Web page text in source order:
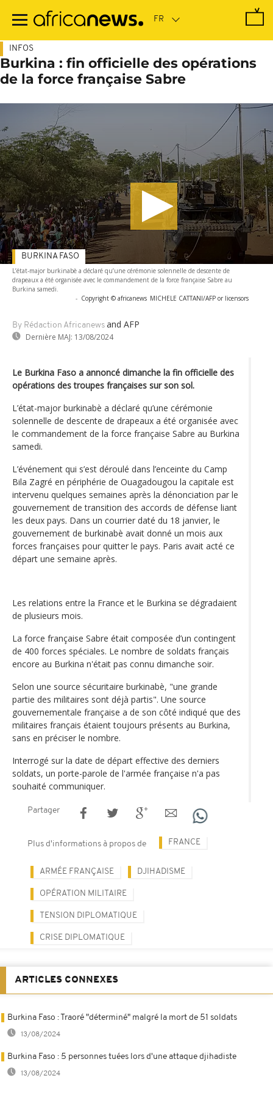
contenu
INFOS
Burkina : fin officielle des opérations
de la force française Sabre
L’état-major burkinabè a déclaré qu’une cérémonie solennelle de descente de
drapeaux a été organisée avec le commandement de la force française Sabre au
Burkina samedi.
- Copyright © africanews MICHELE CATTANI/AFP or licensors
By Rédaction Africanews and AFP
Dernière MAJ: 13/08/2024
BURKINA FASO
Le Burkina Faso a annoncé dimanche la fin officielle des
opérations des troupes françaises sur son sol.
L’état-major burkinabè a déclaré qu’une cérémonie
solennelle de descente de drapeaux a été organisée avec
le commandement de la force française Sabre au Burkina
samedi.
L’événement qui s’est déroulé dans l’enceinte du Camp
Bila Zagré en périphérie de Ouagadougou la capitale est
intervenu quelques semaines après la dénonciation par le
gouvernement de transition des accords de défense liant
les deux pays. Dans un courrier daté du 18 janvier, le
gouvernement de burkinabè avait donné un mois aux
forces françaises pour quitter le pays. Paris avait acté ce
départ une semaine après.
Les relations entre la France et le Burkina se dégradaient
de plusieurs mois.
La force française Sabre était composée d’un contingent
de 400 forces spéciales. Le nombre de soldats français
encore au Burkina n'était pas connu dimanche soir.
Selon une source sécuritaire burkinabè, "une grande
partie des militaires sont déjà partis". Une source
gouvernementale française a de son côté indiqué que des
militaires français étaient toujours présents au Burkina,
sans en préciser le nombre.
Interrogé sur la date de départ effective des derniers
soldats, un porte-parole de l'armée française n'a pas
souhaité communiquer.
Partager
Plus d'informations à propos de FRANCE
ARMÉE FRANÇAISE DJIHADISME
OPÉRATION MILITAIRE
TENSION DIPLOMATIQUE
CRISE DIPLOMATIQUE
ARTICLES CONNEXES
Burkina Faso : Traoré "déterminé" malgré la mort de 51 soldats
13/08/2024
Burkina Faso : 5 personnes tuées lors d'une attaque djihadiste
13/08/2024